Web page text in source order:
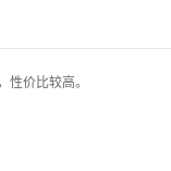
价比较高。